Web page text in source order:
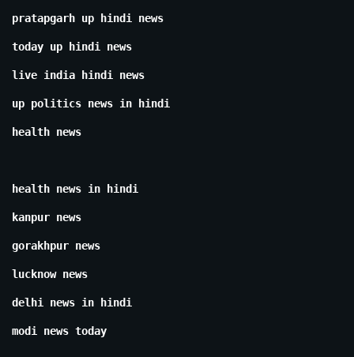
pratapgarh up hindi news
today up hindi news
live india hindi news
up politics news in hindi
health news
health news in hindi
kanpur news
gorakhpur news
lucknow news
delhi news in hindi
modi news today